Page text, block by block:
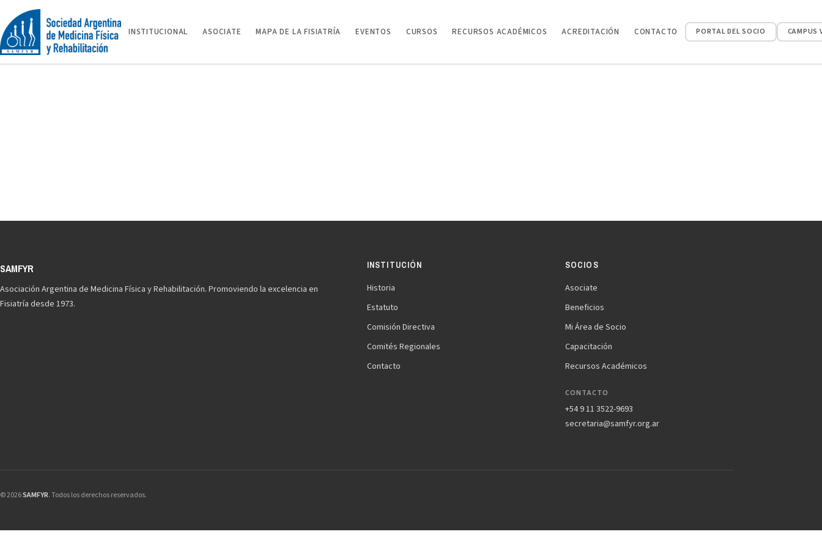
contenido
INSTITUCIONAL ASOCIATE MAPA DE LA FISIATRÍA EVENTOS CURSOS RECURSOS ACADÉMICOS ACREDITACIÓN CONTACTO PORTAL DEL SOCIO CAMPUS
Asociación Argentina de Medicina Física y Rehabilitación. Promoviendo la excelencia en
Fisiatría desde 1973.
INSTITUCIÓN
Historia
Estatuto
Comisión Directiva
Comités Regionales
Contacto
SOCIOS
Asociate
Beneficios
Mi Área de Socio
Capacitación
Recursos Académicos
CONTACTO
+54 9 11 3522-9693
secretaria@samfyr.org.ar
© 2026SAMFYR. Todos los derechos reservados.